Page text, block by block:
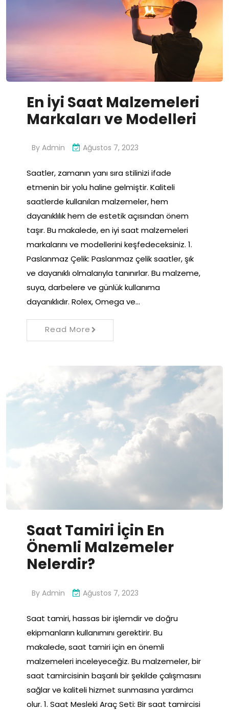
En İyi Saat Malzemeleri
Markaları ve Modelleri
By Admin Ağustos 7, 2023
Saatler, zamanın yanı sıra stilinizi ifade
etmenin bir yolu haline gelmiştir. Kaliteli
saatlerde kullanılan malzemeler, hem
dayanıklılık hem de estetik açısından önem
taşır. Bu makalede, en iyi saat malzemeleri
markalarını ve modellerini keşfedeceksiniz. 1.
Paslanmaz Çelik: Paslanmaz çelik saatler, şık
ve dayanıklı olmalarıyla tanınırlar. Bu malzeme,
suya, darbelere ve günlük kullanıma
dayanıklıdır. Rolex, Omega ve…
Read More
Saat Tamiri İçin En
Önemli Malzemeler
Nelerdir?
By Admin Ağustos 7, 2023
Saat tamiri, hassas bir işlemdir ve doğru
ekipmanların kullanımını gerektirir. Bu
makalede, saat tamiri için en önemli
malzemeleri inceleyeceğiz. Bu malzemeler, bir
saat tamircisinin başarılı bir şekilde çalışmasını
sağlar ve kaliteli hizmet sunmasına yardımcı
olur. 1. Saat Mesleki Araç Seti: Bir saat tamircisi